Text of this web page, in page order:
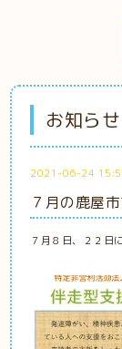
お知らせ
2021-06-24
７月の鹿屋
７月８日、２２日